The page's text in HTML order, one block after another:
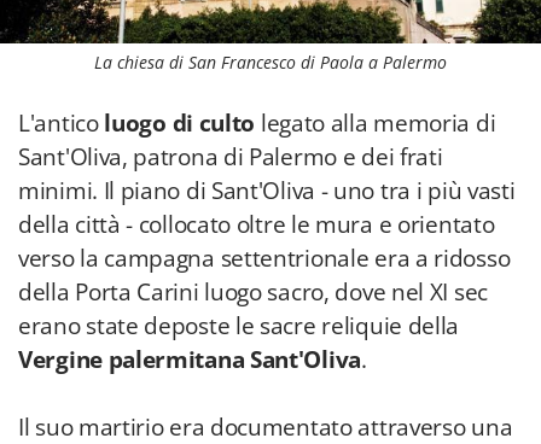
La chiesa di San Francesco di Paola a Palermo
L'anticoluogo di culto legato alla memoria di
Sant'Oliva, patrona di Palermo e dei frati
minimi. Il piano di Sant'Oliva - uno tra i più vasti
della città - collocato oltre le mura e orientato
verso la campagna settentrionale era a ridosso
della Porta Carini luogo sacro, dove nel XI sec
erano state deposte le sacre reliquie della
Vergine palermitana Sant'Oliva.
Il suo martirio era documentato attraverso una